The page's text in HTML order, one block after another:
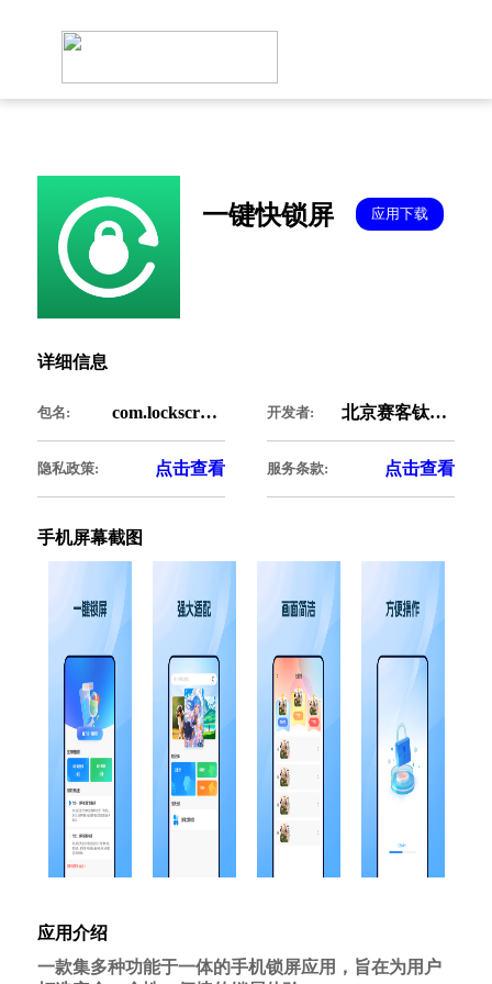
一键快锁屏 应用下载
详细信息
包名: com.lockscreenfy.onekey
隐私政策: 点击查看
开发者: 北京赛客钛克科技有限公司
服务条款: 点击查看
手机屏幕截图
应用介绍
一款集多种功能于一体的手机锁屏应用，旨在为用户